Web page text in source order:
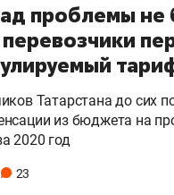
проблемы
перевозчики
Татарстана до сих
из бюджета на
2020 год
23